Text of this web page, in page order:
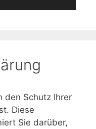
den Schutz Ihrer
Diese
Sie darüber,